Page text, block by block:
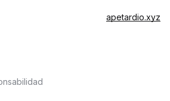
apetardio.xyz